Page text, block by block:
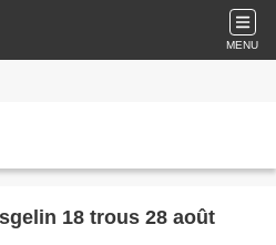
MENU
18 trous 28 août